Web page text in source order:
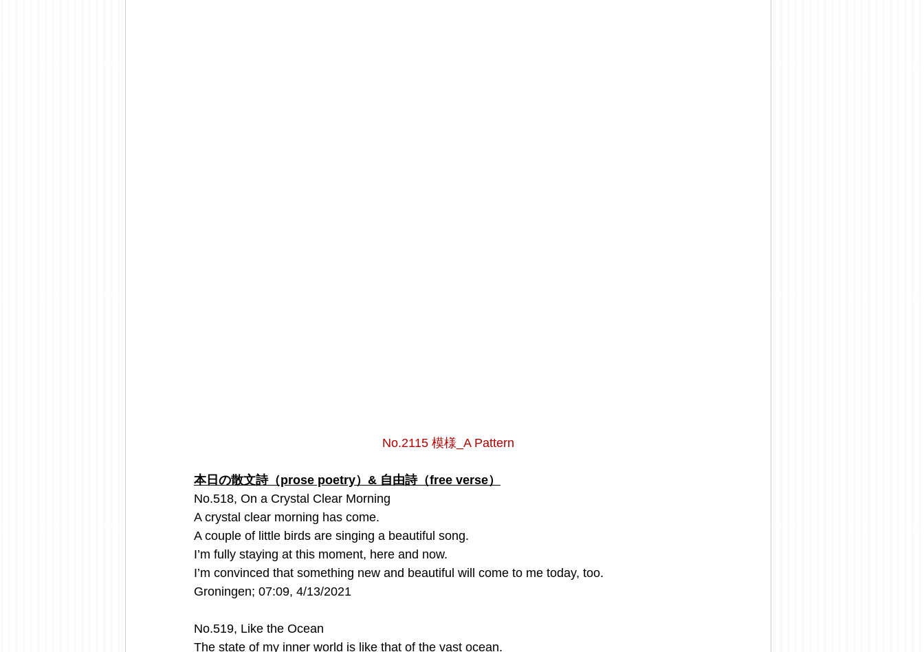
No.2115 模様_A Pattern
本日の散文詩（prose poetry）& 自由詩（free verse）
No.518, On a Crystal Clear Morning
A crystal clear morning has come.
A couple of little birds are singing a beautiful song.
I’m fully staying at this moment, here and now.
I’m convinced that something new and beautiful will come to me today, too.
Groningen; 07:09, 4/13/2021
No.519, Like the Ocean
The state of my inner world is like that of the vast ocean.